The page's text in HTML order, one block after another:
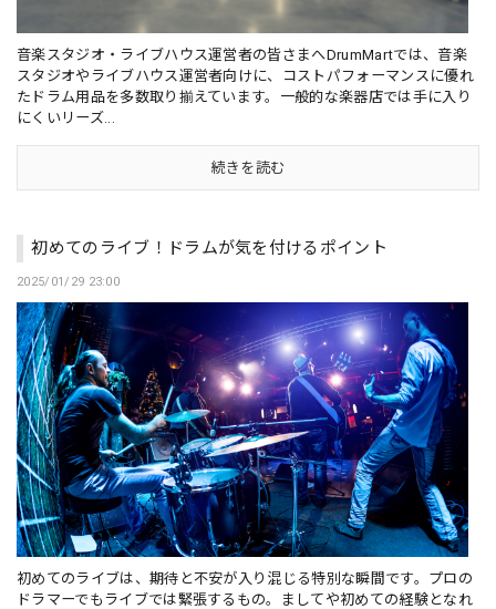
音楽スタジオ・ライブハウス運営者の皆さまへDrumMartでは、音楽
スタジオやライブハウス運営者向けに、コストパフォーマンスに優れ
たドラム用品を多数取り揃えています。一般的な楽器店では手に入り
にくいリーズ...
続きを読む
初めてのライブ！ドラムが気を付けるポイント
2025/01/29 23:00
初めてのライブは、期待と不安が入り混じる特別な瞬間です。プロの
ドラマーでもライブでは緊張するもの。ましてや初めての経験となれ